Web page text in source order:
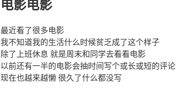
于
电影电影
最近看了很多电影
我不知道我的生活什么时候贫乏成了这个样子
除了上班休息 就是周末和同学去看看电影
以前还有一半的电影会抽时间写个或长或短的评论
现在也越来越懒 很久了什么都没写